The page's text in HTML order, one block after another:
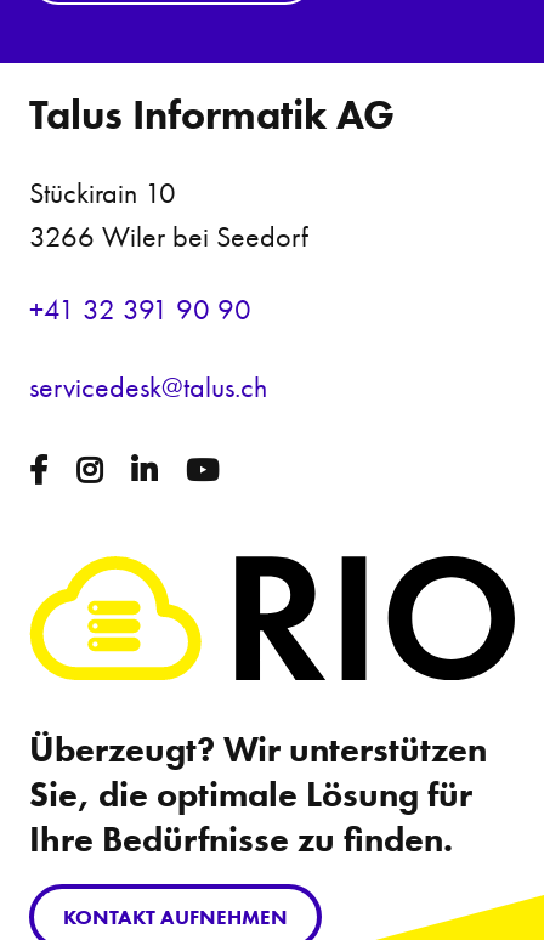
Talus Informatik AG
Stückirain 10
3266 Wiler bei Seedorf
+41 32 391 90 90
s rv c d sk t l s ch
Überzeugt? Wir unterstützen
Sie, die optimale Lösung für
Ihre Bedürfnisse zu finden.
KONTAKT AUFNEHMEN